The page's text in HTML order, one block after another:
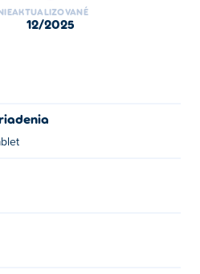
AKTUALIZOVANÉ
12/2025